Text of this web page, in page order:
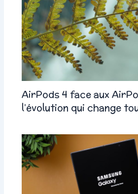
AirPods 4 face aux
l’évolution qui change